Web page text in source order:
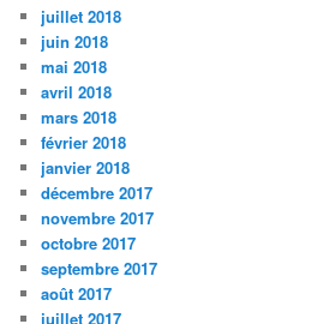
juillet 2018
juin 2018
mai 2018
avril 2018
mars 2018
février 2018
janvier 2018
décembre 2017
novembre 2017
octobre 2017
septembre 2017
août 2017
juillet 2017